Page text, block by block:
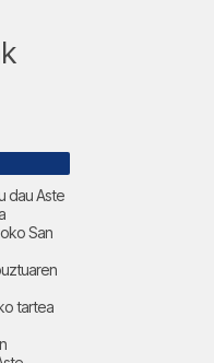
dau Aste
San
tartea